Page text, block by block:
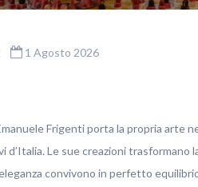
1 Agosto 2026
Frigenti porta la propria arte
d’Italia. Le sue creazioni
convivono in perfetto